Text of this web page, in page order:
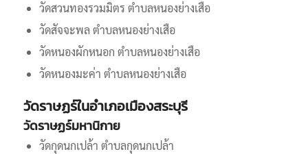
วัดสวนทองรวมมิตร ตำบลหนองย่างเสือ
วัดสัจจะพล ตำบลหนองย่างเสือ
วัดหนองผักหนอก ตำบลหนองย่างเสือ
วัดหนองมะค่า ตำบลหนองย่างเสือ
วัดราษฏร์ในอำเภอเมืองสระบุรี
วัดราษฏร์มหานิกาย
วัดกุดนกเปล้า ตำบลกุดนกเปล้า